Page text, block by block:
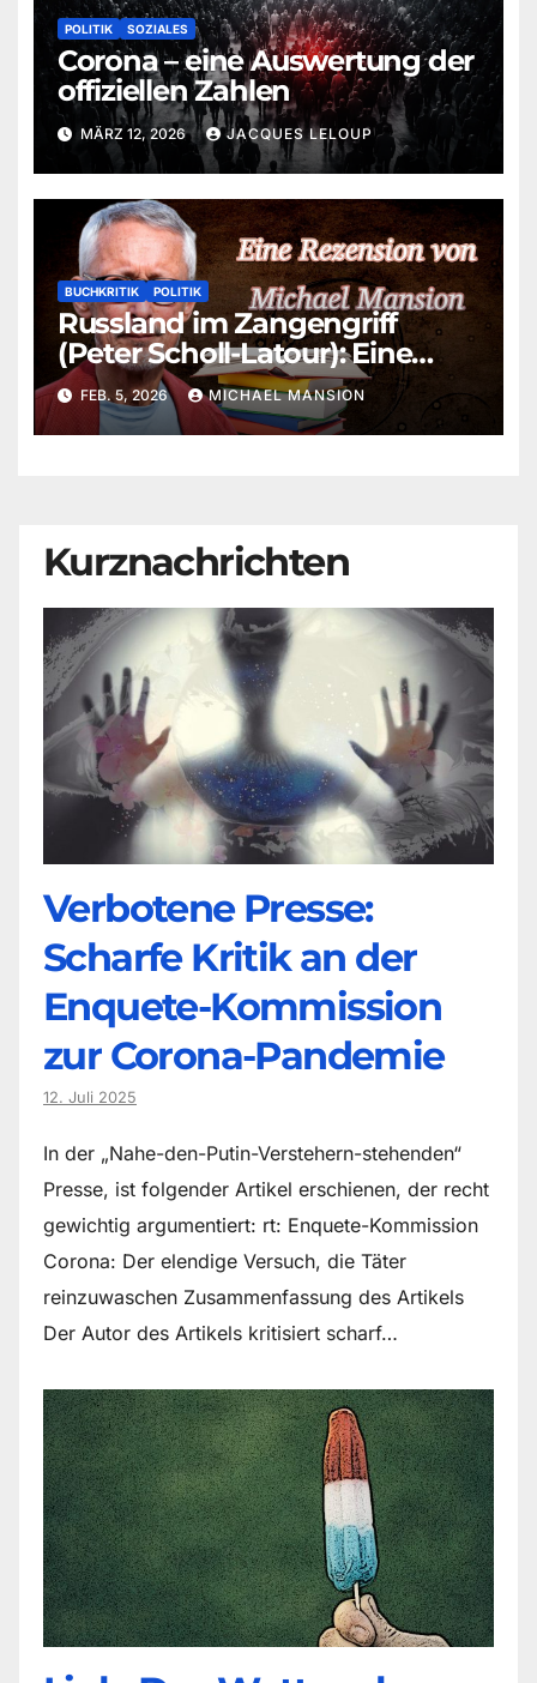
POLITIK SOZIALES
Corona – eine Auswertung der
offiziellen Zahlen
MÄRZ 12, 2026 JACQUES LELOUP
BUCHKRITIK POLITIK
Russland im Zangengriff
(Peter Scholl-Latour): Eine
aktuelle Betrachtung von
Michael Mansion
FEB. 5, 2026 MICHAEL MANSION
Kurznachrichten
Verbotene Presse:
Scharfe Kritik an der
Enquete-Kommission
zur Corona-Pandemie
12. Juli 2025
In der „Nahe-den-Putin-Verstehern-stehenden“
Presse, ist folgender Artikel erschienen, der recht
gewichtig argumentiert: rt: Enquete-Kommission
Corona: Der elendige Versuch, die Täter
reinzuwaschen Zusammenfassung des Artikels
Der Autor des Artikels kritisiert scharf…